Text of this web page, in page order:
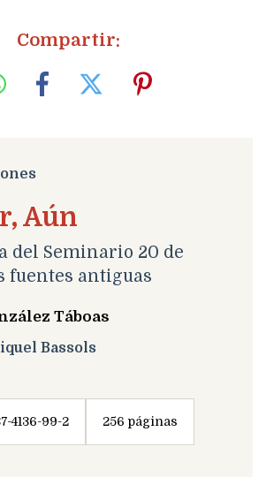
Compartir:
Aún
del Seminario 20 de
fuentes antiguas
Táboas
Bassols
4136-99-2 256 páginas